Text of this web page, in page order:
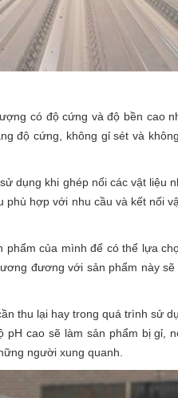
có độ cứng và độ bền cao
độ cứng, không gỉ sét và
dụng khi ghép nối các vật liệu
hợp với nhu cầu và kết nối
của mình để có thể lựa
đương với sản phẩm này
thu lại hay trong quá trình sử
cao sẽ làm sản phẩm bị gỉ,
người xung quanh.